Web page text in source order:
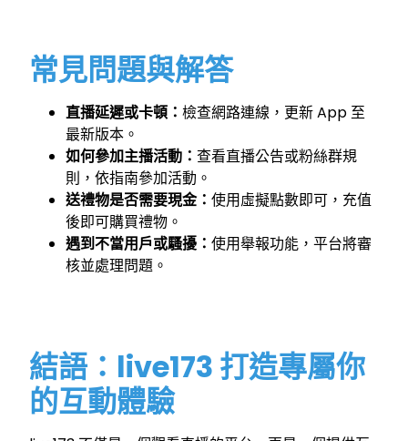
常見問題與解答
直播延遲或卡頓： 檢查網路連線，更新 App 至
最新版本。
如何參加主播活動： 查看直播公告或粉絲群規
則，依指南參加活動。
送禮物是否需要現金： 使用虛擬點數即可，充值
後即可購買禮物。
遇到不當用戶或騷擾： 使用舉報功能，平台將審
核並處理問題。
結語：live173 打造專屬你
的互動體驗